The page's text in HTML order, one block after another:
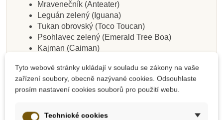
Mravenečník (Anteater)
Leguán zelený (Iguana)
Tukan obrovský (Toco Toucan)
Psohlavec zelený (Emerald Tree Boa)
Kajman (Caiman)
Listovnice červenooká (Red Eye Tree Frog)
Ara Arakanga (Red &Blue Macaw)
Doporučený věk: 3+
Tyto webové stránky ukládají v souladu se zákony na vaše
zařízení soubory, obecně nazývané cookies. Odsouhlaste
prosím nastavení cookies souborů pro použití webu.
Technické cookies